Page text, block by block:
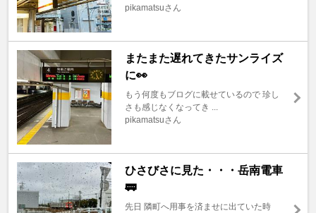
pikamatsuさん
またまた遅れてきたサンライズ
に👀
もう何度もブログに載せているので 珍し
さも感じなくなってき ...
pikamatsuさん
ひさびさに見た・・・岳南電車
🚃
先日 隣町へ用事を済ませに出ていた時